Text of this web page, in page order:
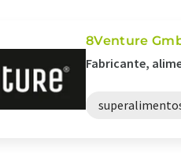
8Venture
Fabricante,